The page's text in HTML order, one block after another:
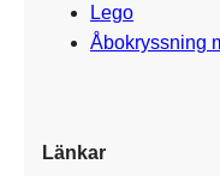
Lego
Åbokryssning
Länkar